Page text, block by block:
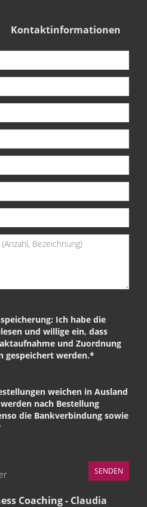
Kontaktinformationen
Ich habe die
und willige ein, dass
und Zuordnung
gespeichert werden.*
weichen in Ausland
nach Bestellung
die Bankverbindung sowie
Coaching - Claudia